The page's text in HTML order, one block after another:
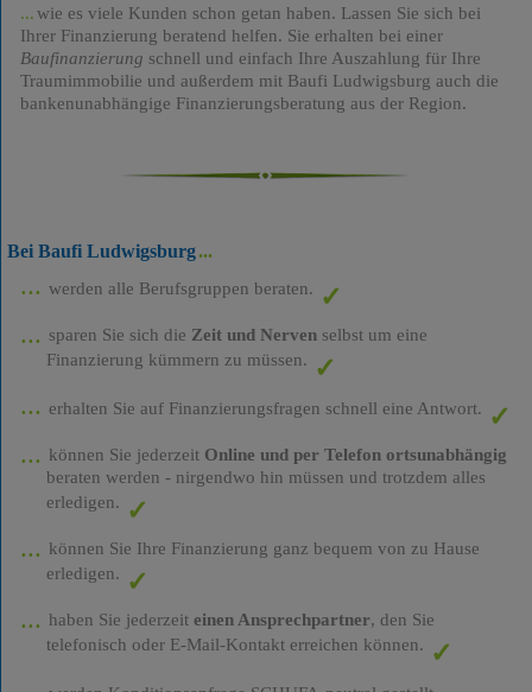
wie es viele Kunden schon getan haben. Lassen Sie sich bei
Ihrer Finanzierung beratend helfen. Sie erhalten bei einer
Baufinanzierung schnell und einfach Ihre Auszahlung für Ihre
Traumimmobilie und außerdem mit Baufi Ludwigsburg auch die
bankenunabhängige Finanzierungsberatung aus der Region.
Bei Baufi Ludwigsburg
werden alle Berufsgruppen beraten.
sparen Sie sich die Zeit und Nervenselbst um eine
Finanzierung kümmern zu müssen.
erhalten Sie auf Finanzierungsfragen schnell eine Antwort.
können Sie jederzeit Online und per Telefon ortsunabhängig
beraten werden - nirgendwo hin müssen und trotzdem alles
erledigen.
können Sie Ihre Finanzierung ganz bequem von zu Hause
erledigen.
haben Sie jederzeit einen Ansprechpartner, den Sie
telefonisch oder E-Mail-Kontakt erreichen können.